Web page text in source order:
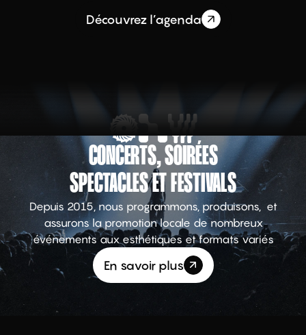
Découvrez l’agenda
CONCERTS, SOIRÉES
SPECTACLES ET FESTIVALS
Depuis 2015, nous programmons, produisons, et
assurons la promotion locale de nombreux
événements aux esthétiques et formats variés
En savoir plus